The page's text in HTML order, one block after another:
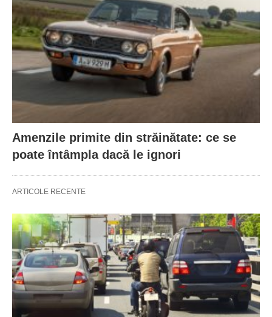
Amenzile primite din străinătate: ce se
poate întâmpla dacă le ignori
ARTICOLE RECENTE